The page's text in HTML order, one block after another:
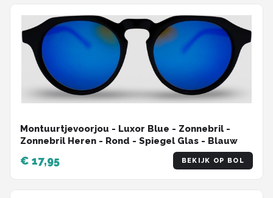
Montuurtjevoorjou - Luxor Blue - Zonnebril -
Zonnebril Heren - Rond - Spiegel Glas - Blauw
€ 17,95 BEKIJK OP BOL